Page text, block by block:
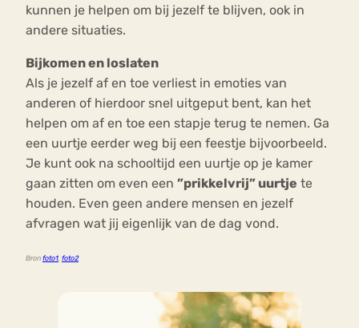
kunnen je helpen om bij jezelf te blijven, ook in
andere situaties.
Bijkomen en loslaten
Als je jezelf af en toe verliest in emoties van
anderen of hierdoor snel uitgeput bent, kan het
helpen om af en toe een stapje terug te nemen. Ga
een uurtje eerder weg bij een feestje bijvoorbeeld.
Je kunt ook na schooltijd een uurtje op je kamer
gaan zitten om even een ”prikkelvrij” uurtje te
houden. Even geen andere mensen en jezelf
afvragen wat jij eigenlijk van de dag vond.
Bron foto1, foto2